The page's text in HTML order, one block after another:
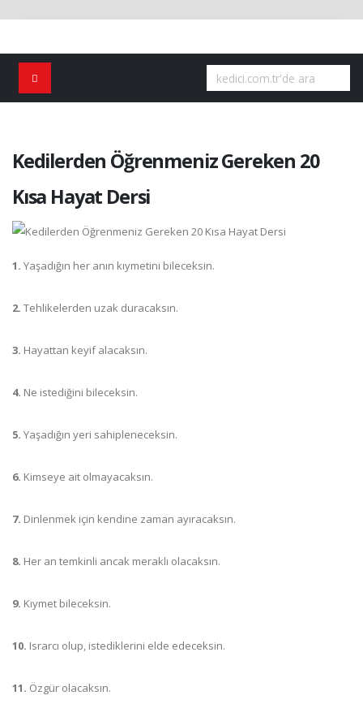
Kedilerden Öğrenmeniz Gereken 20
Kısa Hayat Dersi
1. Yaşadığın her anın kıymetini bileceksin.
2. Tehlikelerden uzak duracaksın.
3. Hayattan keyif alacaksın.
4. Ne istediğini bileceksin.
5. Yaşadığın yeri sahipleneceksin.
6. Kimseye ait olmayacaksın.
7. Dinlenmek için kendine zaman ayıracaksın.
8. Her an temkinli ancak meraklı olacaksın.
9. Kıymet bileceksin.
10. Israrcı olup, istediklerini elde edeceksin.
11. Özgür olacaksın.